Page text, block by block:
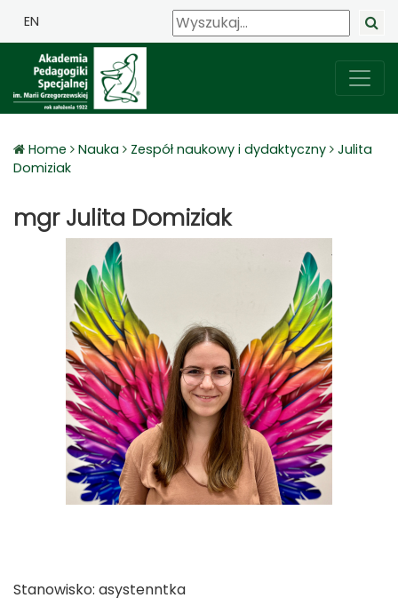
EN
Home Nauka Zespół naukowy i dydaktyczny
Julita
Domiziak
mgr Julita Domiziak
Stanowisko: asystenntka